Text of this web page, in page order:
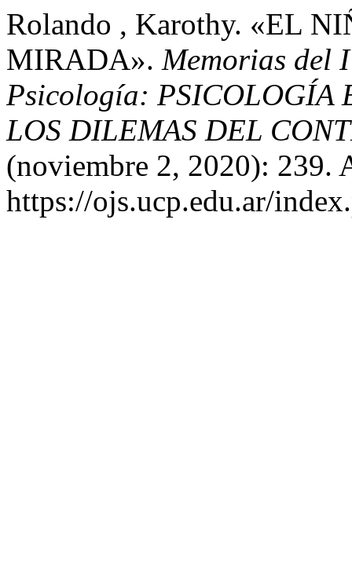
Rolando , Karothy. «EL
MIRADA». Memorias del
Psicología: PSICOLOGÍA
LOS DILEMAS DEL
(noviembre 2, 2020): 239.
https://ojs.ucp.edu.ar/